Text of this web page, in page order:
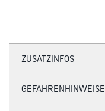
ZUSATZINFOS
GEFAHRENHINWEISE